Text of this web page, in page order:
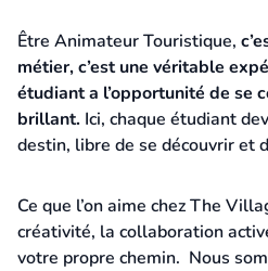
Être Animateur Touristique,
métier, c’est une véritable
étudiant a l’opportunité de se
brillant. Ici, chaque étudiant
destin, libre de se découvrir et
Ce que l’on aime chez The
créativité, la collaboration
votre propre chemin. Nous